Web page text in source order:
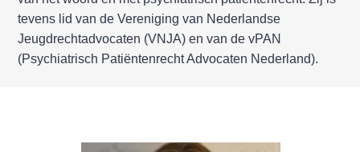
tevens lid van de Vereniging van Nederlandse
Jeugdrechtadvocaten (VNJA) en van de vPAN
(Psychiatrisch Patiëntenrecht Advocaten Nederland).